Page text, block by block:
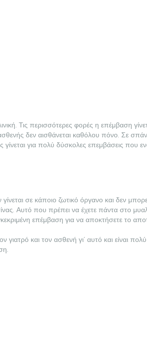
Τις περισσότερες φορές η επέμβαση
δεν αισθάνεται καθόλου πόνο. Σε
για πολύ δύσκολες επεμβάσεις που
σε κάποιο ζωτικό όργανο και δεν
Αυτό που πρέπει να έχετε πάντα στο
επέμβαση για να αποκτήσετε το
και τον ασθενή γι’ αυτό και είναι πολύ